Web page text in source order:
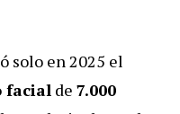
solo en 2025 el
facial de 7.000